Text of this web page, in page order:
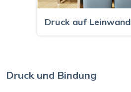
Druck auf Leinwand
Druck und Bindung